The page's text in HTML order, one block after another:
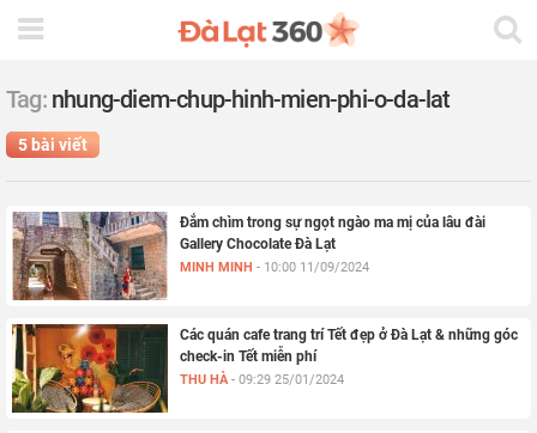
Tag: nhung-diem-chup-hinh-mien-phi-o-da-lat
5 bài viết
Đắm chìm trong sự ngọt ngào ma mị của lâu đài
Gallery Chocolate Đà Lạt
MINH MINH - 10:00 11/09/2024
Các quán cafe trang trí Tết đẹp ở Đà Lạt & những góc
check-in Tết miễn phí
THU HÀ- 09:29 25/01/2024